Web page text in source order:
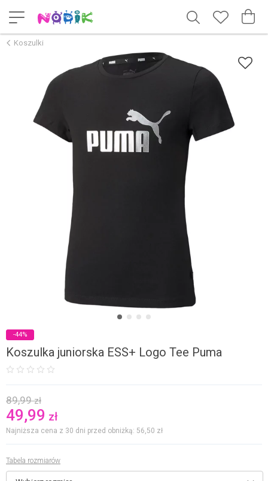
Koszulki
Koszulka juniorska ESS+ Logo Tee Puma
89,99zł
49,99 zł
Najniższa cena z 30 dni przed obniżką: 56,50 zł
Tabela rozmiarów
-44%